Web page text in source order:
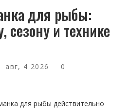
для рыбы:
сезону и технике
авг, 4 2026
0
для рыбы действительно